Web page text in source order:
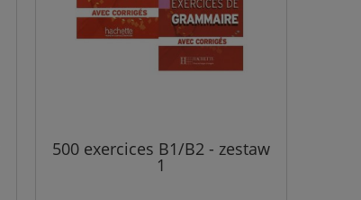
500 exercices B1/B2 - zestaw
1